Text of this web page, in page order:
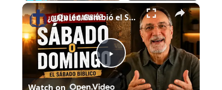
PlayUnmute Fullscreen ×
Play
¿Quién Cambió el Sábado al Domingo? | El Sábado Bíblico
Watch on